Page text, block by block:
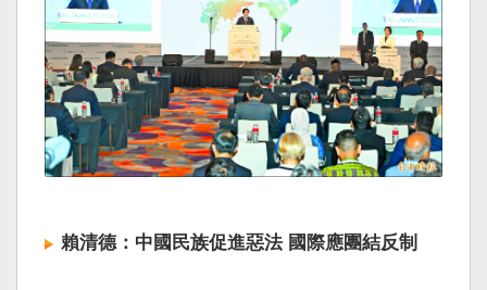
賴清德：中國民族促進惡法 國際應團結反制